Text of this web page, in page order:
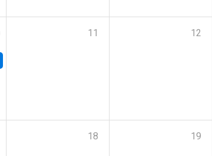
11 12
18 19